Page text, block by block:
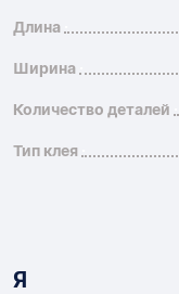
Длина
Ширина
Количество деталей
Тип клея
Я